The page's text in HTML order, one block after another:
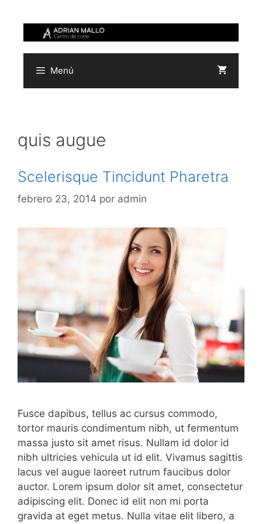
contenido
Menú
quis augue
Scelerisque Tincidunt Pharetra
febrero 23, 2014 por admin
Fusce dapibus, tellus ac cursus commodo,
tortor mauris condimentum nibh, ut fermentum
massa justo sit amet risus. Nullam id dolor id
nibh ultricies vehicula ut id elit. Vivamus sagittis
lacus vel augue laoreet rutrum faucibus dolor
auctor. Lorem ipsum dolor sit amet, consectetur
adipiscing elit. Donec id elit non mi porta
gravida at eget metus. Nulla vitae elit libero, a